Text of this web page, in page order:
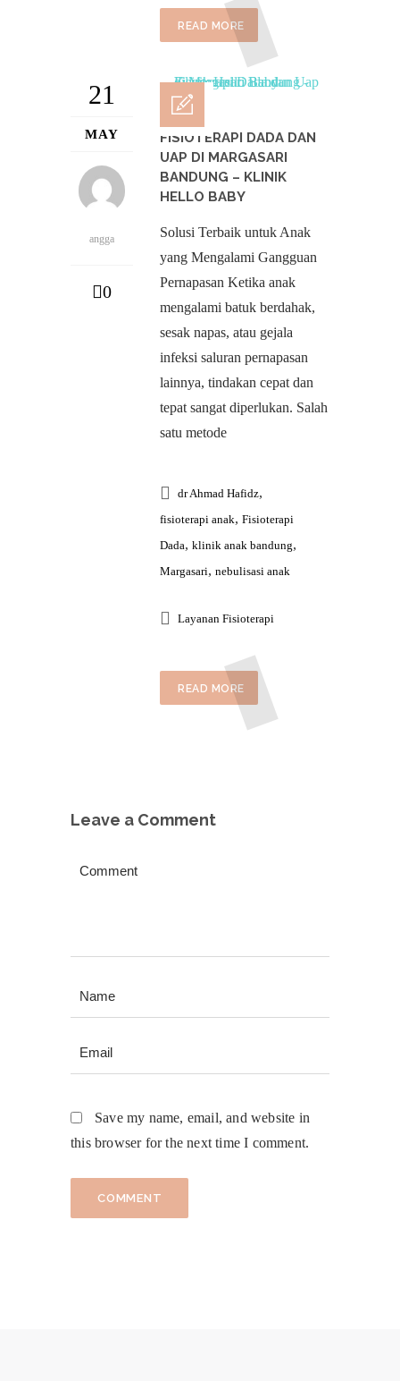
READ MORE
21
MAY
angga
0
FISIOTERAPI DADA DAN
UAP DI MARGASARI
BANDUNG – KLINIK
HELLO BABY
Solusi Terbaik untuk Anak
yang Mengalami Gangguan
Pernapasan Ketika anak
mengalami batuk berdahak,
sesak napas, atau gejala
infeksi saluran pernapasan
lainnya, tindakan cepat dan
tepat sangat diperlukan. Salah
satu metode
dr Ahmad Hafidz,
fisioterapi anak, Fisioterapi
Dada, klinik anak bandung,
Margasari, nebulisasi anak
Layanan Fisioterapi
READ MORE
Leave a Comment
Save my name, email, and website in
this browser for the next time I comment.